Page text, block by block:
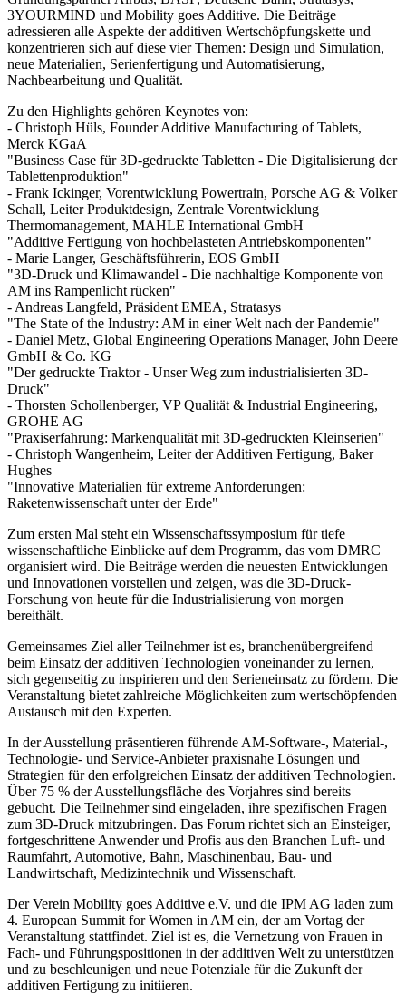
3YOURMIND und Mobility goes Additive. Die Beiträge
adressieren alle Aspekte der additiven Wertschöpfungskette und
konzentrieren sich auf diese vier Themen: Design und Simulation,
neue Materialien, Serienfertigung und Automatisierung,
Nachbearbeitung und Qualität.
Zu den Highlights gehören Keynotes von:
- Christoph Hüls, Founder Additive Manufacturing of Tablets,
Merck KGaA
"Business Case für 3D-gedruckte Tabletten - Die Digitalisierung der
Tablettenproduktion"
- Frank Ickinger, Vorentwicklung Powertrain, Porsche AG & Volker
Schall, Leiter Produktdesign, Zentrale Vorentwicklung
Thermomanagement, MAHLE International GmbH
"Additive Fertigung von hochbelasteten Antriebskomponenten"
- Marie Langer, Geschäftsführerin, EOS GmbH
"3D-Druck und Klimawandel - Die nachhaltige Komponente von
AM ins Rampenlicht rücken"
- Andreas Langfeld, Präsident EMEA, Stratasys
"The State of the Industry: AM in einer Welt nach der Pandemie"
- Daniel Metz, Global Engineering Operations Manager, John Deere
GmbH & Co. KG
"Der gedruckte Traktor - Unser Weg zum industrialisierten 3D-
Druck"
- Thorsten Schollenberger, VP Qualität & Industrial Engineering,
GROHE AG
"Praxiserfahrung: Markenqualität mit 3D-gedruckten Kleinserien"
- Christoph Wangenheim, Leiter der Additiven Fertigung, Baker
Hughes
"Innovative Materialien für extreme Anforderungen:
Raketenwissenschaft unter der Erde"
Zum ersten Mal steht ein Wissenschaftssymposium für tiefe
wissenschaftliche Einblicke auf dem Programm, das vom DMRC
organisiert wird. Die Beiträge werden die neuesten Entwicklungen
und Innovationen vorstellen und zeigen, was die 3D-Druck-
Forschung von heute für die Industrialisierung von morgen
bereithält.
Gemeinsames Ziel aller Teilnehmer ist es, branchenübergreifend
beim Einsatz der additiven Technologien voneinander zu lernen,
sich gegenseitig zu inspirieren und den Serieneinsatz zu fördern. Die
Veranstaltung bietet zahlreiche Möglichkeiten zum wertschöpfenden
Austausch mit den Experten.
In der Ausstellung präsentieren führende AM-Software-, Material-,
Technologie- und Service-Anbieter praxisnahe Lösungen und
Strategien für den erfolgreichen Einsatz der additiven Technologien.
Über 75 % der Ausstellungsfläche des Vorjahres sind bereits
gebucht. Die Teilnehmer sind eingeladen, ihre spezifischen Fragen
zum 3D-Druck mitzubringen. Das Forum richtet sich an Einsteiger,
fortgeschrittene Anwender und Profis aus den Branchen Luft- und
Raumfahrt, Automotive, Bahn, Maschinenbau, Bau- und
Landwirtschaft, Medizintechnik und Wissenschaft.
Der Verein Mobility goes Additive e.V. und die IPM AG laden zum
4. European Summit for Women in AM ein, der am Vortag der
Veranstaltung stattfindet. Ziel ist es, die Vernetzung von Frauen in
Fach- und Führungspositionen in der additiven Welt zu unterstützen
und zu beschleunigen und neue Potenziale für die Zukunft der
additiven Fertigung zu initiieren.